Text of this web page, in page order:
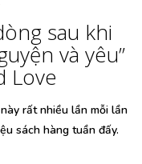
sau khi
và yêu”
Love
rất nhiều lần mỗi lần
sách hàng tuần đấy.